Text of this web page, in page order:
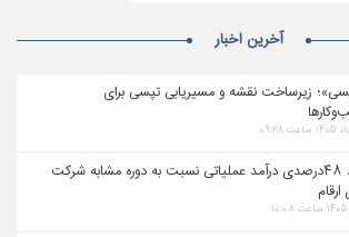
آخرین اخبار
زیرساخت نقشه و مسیریابی تپسی برای
رشد ۴۸درصدی درآمد عملیاتی نسبت به دوره مشابه شرکت
ارقام